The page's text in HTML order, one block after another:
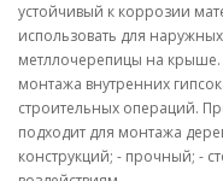
устойчивый к коррозии
использовать для
метллочерепицы на
монтажа внутренних
строительных операций.
подходит для монтажа
конструкций; - прочный; -